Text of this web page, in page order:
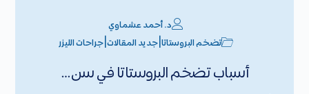
د. أحمد عشماوي
تضخم البروستاتا جديد المقالات جراحات الليزر
أسباب تضخم البروستاتا في سن…